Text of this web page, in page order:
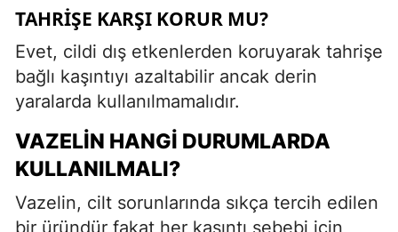
TAHRIŞE KARŞI KORUR MU?
Evet, cildi dış etkenlerden koruyarak tahrişe
bağlı kaşıntıyı azaltabilir ancak derin
yaralarda kullanılmamalıdır.
VAZELIN HANGI DURUMLARDA
KULLANILMALI?
Vazelin, cilt sorunlarında sıkça tercih edilen
bir üründür fakat her kaşıntı sebebi için